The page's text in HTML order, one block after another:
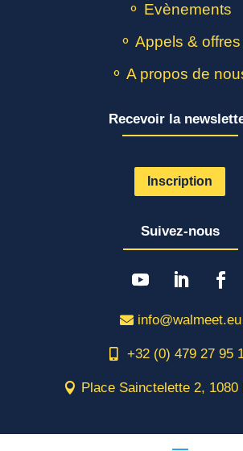
⚬ Evènements
⚬ Appels & offres
⚬ A propos de
Recevoir la
Inscription
Suivez-nous
info@walmeet.eu
+32 (0) 479 27 95
Place Sainctelette 2, 1080